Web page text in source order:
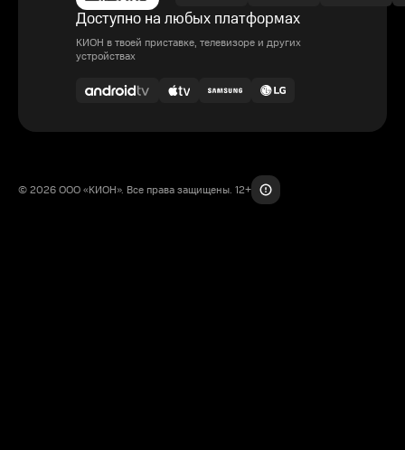
Доступно на любых платформах
КИОН в твоей приставке, телевизоре и других
устройствах
© 2026 ООО «КИОН». Все права защищены. 12+